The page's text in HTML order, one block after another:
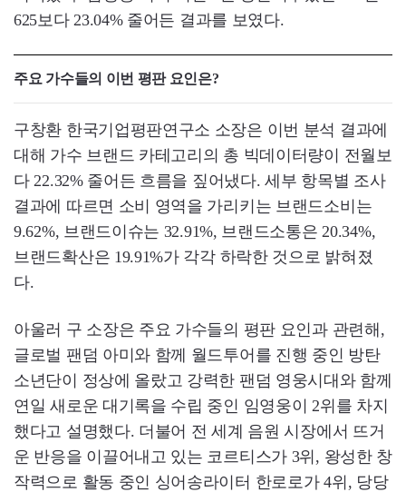
625보다 23.04% 줄어든 결과를 보였다.
주요 가수들의 이번 평판 요인은?
구창환 한국기업평판연구소 소장은 이번 분석 결과에
대해 가수 브랜드 카테고리의 총 빅데이터량이 전월보
다 22.32% 줄어든 흐름을 짚어냈다. 세부 항목별 조사
결과에 따르면 소비 영역을 가리키는 브랜드소비는
9.62%, 브랜드이슈는 32.91%, 브랜드소통은 20.34%,
브랜드확산은 19.91%가 각각 하락한 것으로 밝혀졌
다.
아울러 구 소장은 주요 가수들의 평판 요인과 관련해,
글로벌 팬덤 아미와 함께 월드투어를 진행 중인 방탄
소년단이 정상에 올랐고 강력한 팬덤 영웅시대와 함께
연일 새로운 대기록을 수립 중인 임영웅이 2위를 차지
했다고 설명했다. 더불어 전 세계 음원 시장에서 뜨거
운 반응을 이끌어내고 있는 코르티스가 3위, 왕성한 창
작력으로 활동 중인 싱어송라이터 한로로가 4위, 당당